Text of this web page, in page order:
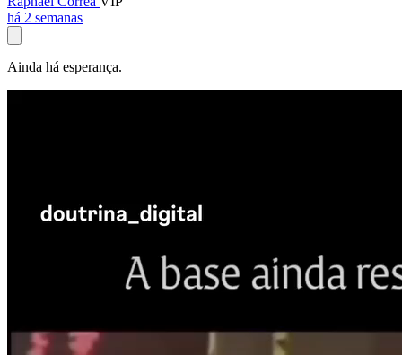
há 2 semanas
Ainda há esperança.